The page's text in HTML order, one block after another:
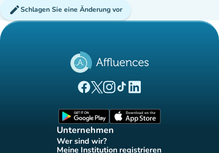
editSchlagen Sie eine Änderung vor
(new tab)
(new tab)
(new tab)(new tab)
(new tab)
Unternehmen
Wer sind wir?
(new tab)
Meine Institution registrieren